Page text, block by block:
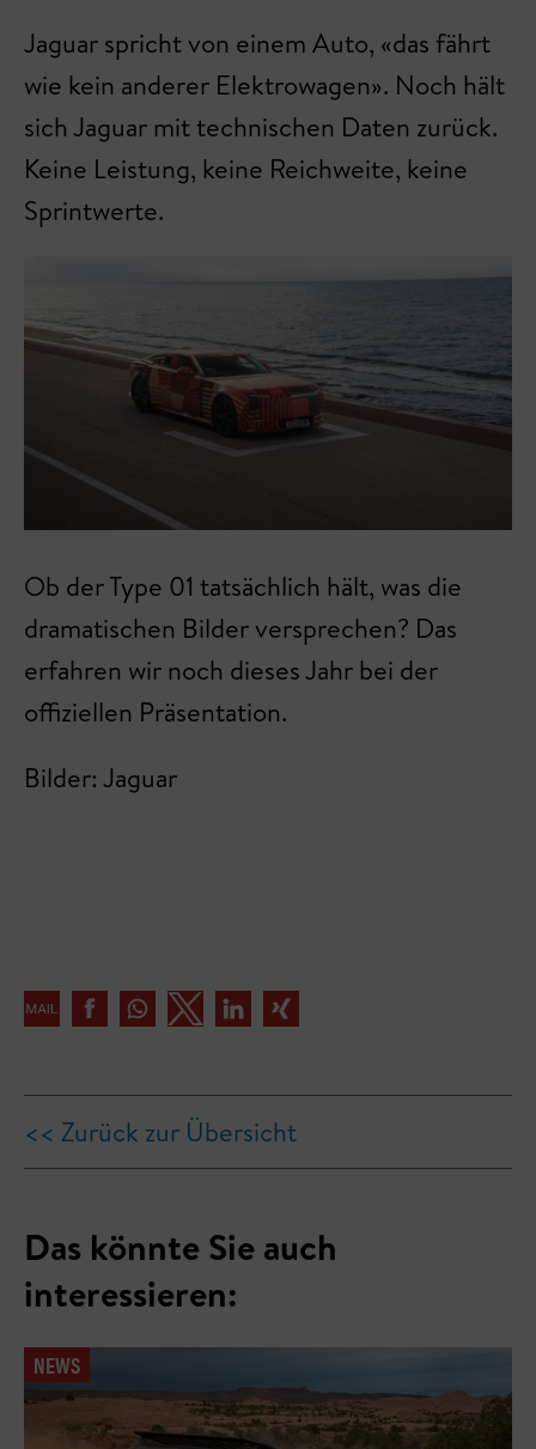
Jaguar spricht von einem Auto, «das fährt
wie kein anderer Elektrowagen». Noch hält
sich Jaguar mit technischen Daten zurück.
Keine Leistung, keine Reichweite, keine
Sprintwerte.
Ob der Type 01 tatsächlich hält, was die
dramatischen Bilder versprechen? Das
erfahren wir noch dieses Jahr bei der
offiziellen Präsentation.
Bilder: Jaguar
<< Zurück zur Übersicht
Das könnte Sie auch
interessieren:
NEWS